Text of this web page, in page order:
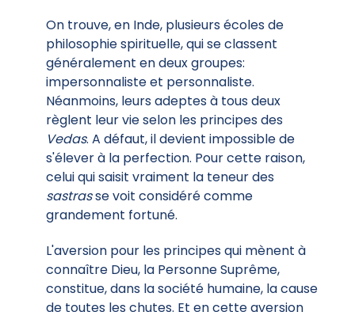
On trouve, en Inde, plusieurs écoles de
philosophie spirituelle, qui se classent
généralement en deux groupes:
impersonnaliste et personnaliste.
Néanmoins, leurs adeptes à tous deux
règlent leur vie selon les principes des
Vedas. A défaut, il devient impossible de
s'élever à la perfection. Pour cette raison,
celui qui saisit vraiment la teneur des
sastrasse voit considéré comme
grandement fortuné.
L'aversion pour les principes qui mènent à
connaître Dieu, la Personne Suprême,
constitue, dans la société humaine, la cause
de toutes les chutes. Et en cette aversion